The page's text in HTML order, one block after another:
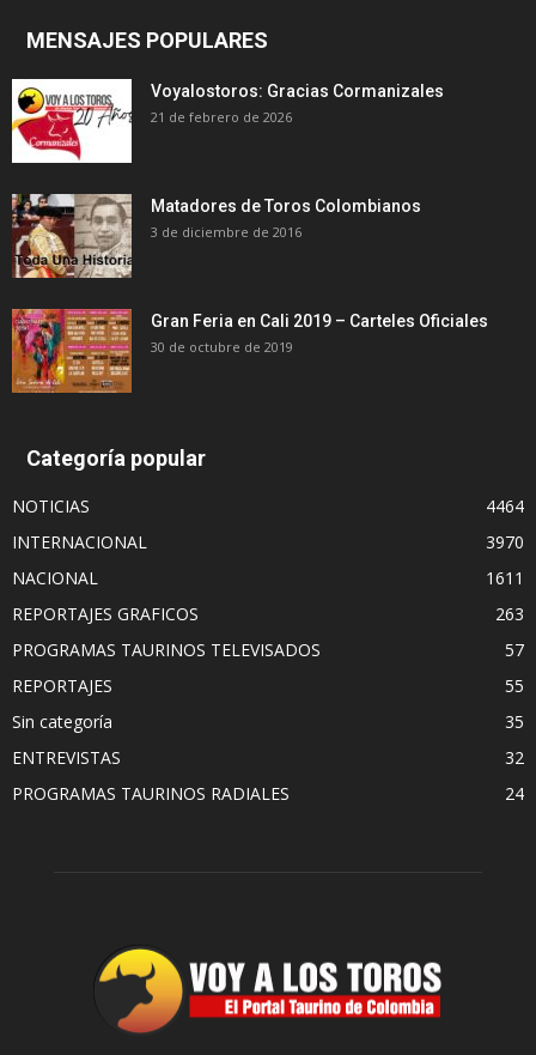
MENSAJES POPULARES
Voyalostoros: Gracias Cormanizales
21 de febrero de 2026
Matadores de Toros Colombianos
3 de diciembre de 2016
Gran Feria en Cali 2019 – Carteles Oficiales
30 de octubre de 2019
Categoría popular
NOTICIAS
4464
INTERNACIONAL
3970
NACIONAL
1611
REPORTAJES GRAFICOS
263
PROGRAMAS TAURINOS TELEVISADOS
57
REPORTAJES
55
Sin categoría
35
ENTREVISTAS
32
PROGRAMAS TAURINOS RADIALES
24